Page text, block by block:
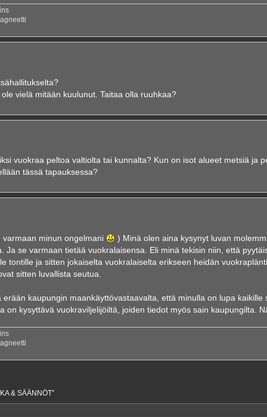
vielä mitään kuulunut. Taitaa olla ruuhkaa?
vuokraa peltoa valtiolta tai kunnalta? Kun on isot alueet metsiä ja
tässä tapauksessa?
minun ongelmani
) Minä olen aina kysynyt luvan
Ja se varmaan tietää vuokralaisensa. Eli minä tekisin niin, että
tontille ja sitten jokaiselta vuokralaiselta erikseen heidän
sitten luvallista seutua.
kaupungin maankäyttövastaavalta, että minulla on lupa kaikille
on kysyttävä vuokraviljelijöiltä, joiden tiedot myös sain kaupungilta.
& SÄÄNNÖT”